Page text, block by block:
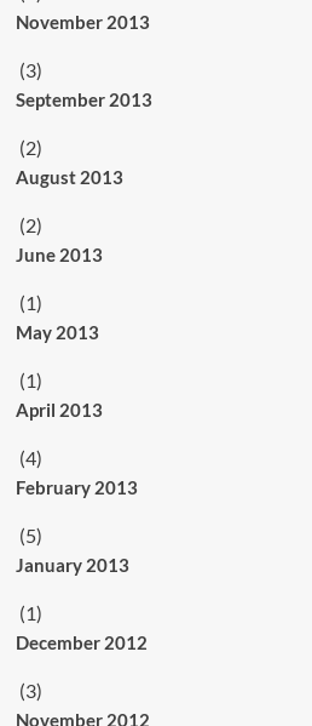
November 2013
(3)
September 2013
(2)
August 2013
(2)
June 2013
(1)
May 2013
(1)
April 2013
(4)
February 2013
(5)
January 2013
(1)
December 2012
(3)
November 2012